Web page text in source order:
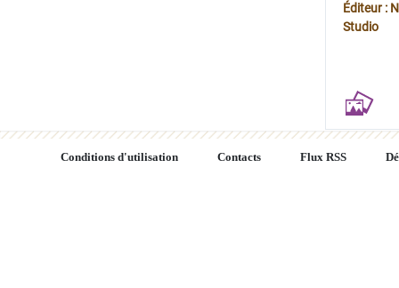
Éditeur :
Studio
Conditions d'utilisation Contacts Flux RSS